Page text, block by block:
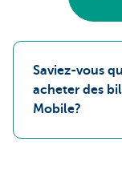
Saviez-vous
acheter des
Mobile?